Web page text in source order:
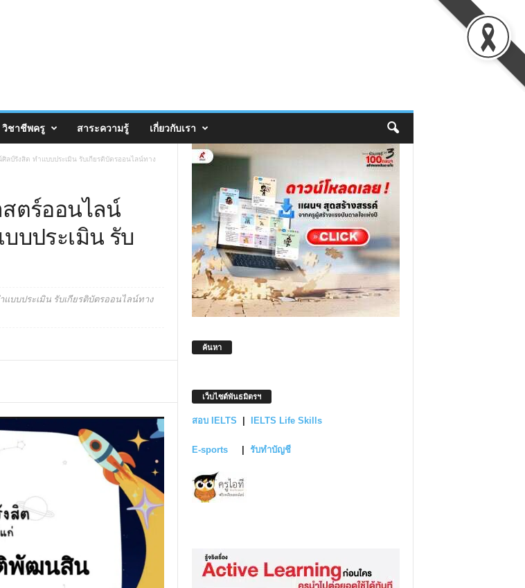
วิชาชีพครู สาระความรู้ เกี่ยวกับเรา
ป์รังสิต ทำแบบประเมิน รับเกียรติบัตรออนไลน์ทาง
ตร์ออนไลน์
บประเมิน รับ
บบประเมิน รับเกียรติบัตรออนไลน์ทาง
ค้นหา
เว็บไซต์พันธมิตรฯ
สอบ IELTS IELTS Life Skills
E-sports รับทำบัญชี